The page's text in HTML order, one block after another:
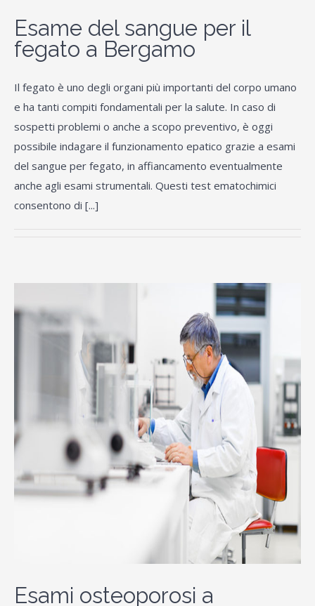
Esame del sangue per il
fegato a Bergamo
Il fegato è uno degli organi più importanti del corpo umano
e ha tanti compiti fondamentali per la salute. In caso di
sospetti problemi o anche a scopo preventivo, è oggi
possibile indagare il funzionamento epatico grazie a esami
del sangue per fegato, in affiancamento eventualmente
anche agli esami strumentali. Questi test ematochimici
consentono di [...]
Esami osteoporosi a